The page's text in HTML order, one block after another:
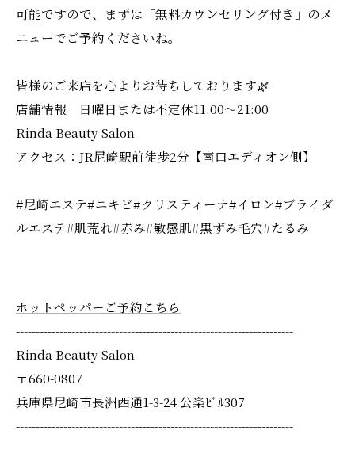
可能ですので、まずは「無料カウンセリング付き」のメ
ニューでご予約くださいね。
皆様のご来店を心よりお待ちしております🌿
店舗情報 日曜日または不定休11:00〜21:00
Rinda Beauty Salon
アクセス：JR尼崎駅前徒歩2分【南口エディオン側】
#尼崎エステ#ニキビ#クリスティーナ#イロン#ブライダ
ルエステ#肌荒れ#赤み#敏感肌#黒ずみ毛穴#たるみ
ホットペッパーご予約こちら
----------------------------------------------------------------------
Rinda Beauty Salon
〒660-0807
兵庫県尼崎市長洲西通1-3-24 公楽ﾋﾞﾙ307
----------------------------------------------------------------------